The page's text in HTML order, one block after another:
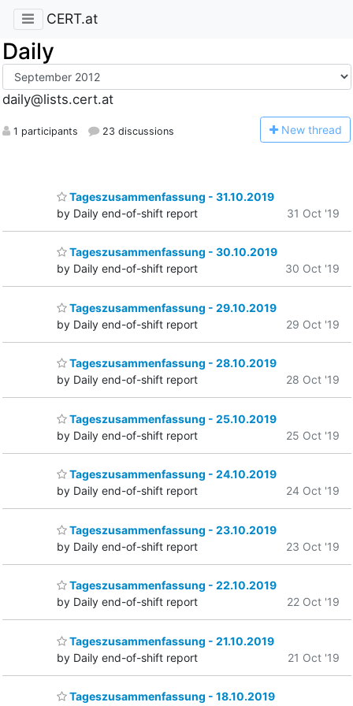
CERT.at
Daily
daily@lists.cert.at
1 participants 23 discussions New thread
Tageszusammenfassung - 31.10.2019
by Daily end-of-shift report
31 Oct '19
Tageszusammenfassung - 30.10.2019
by Daily end-of-shift report
30 Oct '19
Tageszusammenfassung - 29.10.2019
by Daily end-of-shift report
29 Oct '19
Tageszusammenfassung - 28.10.2019
by Daily end-of-shift report
28 Oct '19
Tageszusammenfassung - 25.10.2019
by Daily end-of-shift report
25 Oct '19
Tageszusammenfassung - 24.10.2019
by Daily end-of-shift report
24 Oct '19
Tageszusammenfassung - 23.10.2019
by Daily end-of-shift report
23 Oct '19
Tageszusammenfassung - 22.10.2019
by Daily end-of-shift report
22 Oct '19
Tageszusammenfassung - 21.10.2019
by Daily end-of-shift report
21 Oct '19
Tageszusammenfassung - 18.10.2019